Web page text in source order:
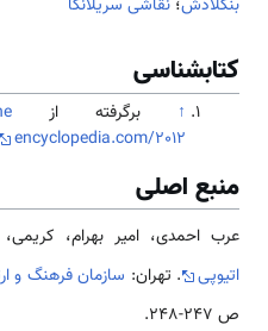
بنگلادش؛ نقاشی سریلانکا
کتابشناسی
↑ برگرفته از
encyclopedia.com/2012
منبع اصلی
عرب احمدی، امیر بهرام، کریمی، مهرداد (1392).
اتیوپی
. تهران: سازمان فرهنگ و
ص 247-248.